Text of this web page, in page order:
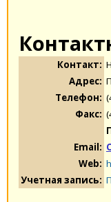
Контакт:
Адрес:
Телефон:
Факс:
Email:
Web:
Учетная запись: